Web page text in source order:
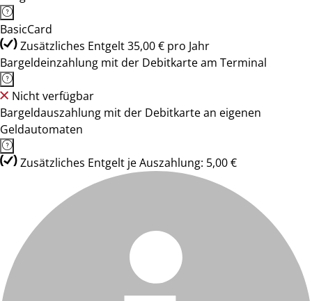
BasicCard
Zusätzliches Entgelt 35,00 € pro Jahr
Bargeldeinzahlung mit der Debitkarte am Terminal
Nicht verfügbar
Bargeldauszahlung mit der Debitkarte an eigenen
Geldautomaten
Zusätzliches Entgelt je Auszahlung: 5,00 €